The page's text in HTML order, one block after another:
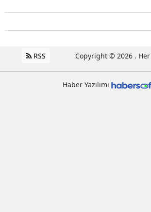
RSS Copyright © 2026 . Her
Haber Yazılımı